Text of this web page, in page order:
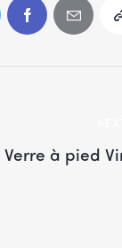
Verre à pied